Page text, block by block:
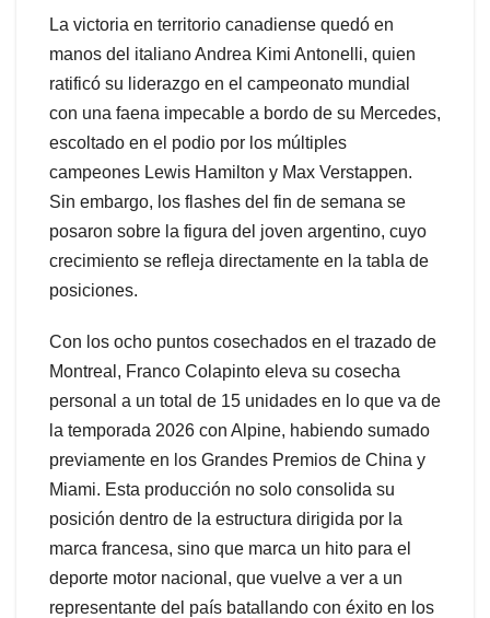
La victoria en territorio canadiense quedó en
manos del italiano Andrea Kimi Antonelli, quien
ratificó su liderazgo en el campeonato mundial
con una faena impecable a bordo de su Mercedes,
escoltado en el podio por los múltiples
campeones Lewis Hamilton y Max Verstappen.
Sin embargo, los flashes del fin de semana se
posaron sobre la figura del joven argentino, cuyo
crecimiento se refleja directamente en la tabla de
posiciones.
Con los ocho puntos cosechados en el trazado de
Montreal, Franco Colapinto eleva su cosecha
personal a un total de 15 unidades en lo que va de
la temporada 2026 con Alpine, habiendo sumado
previamente en los Grandes Premios de China y
Miami. Esta producción no solo consolida su
posición dentro de la estructura dirigida por la
marca francesa, sino que marca un hito para el
deporte motor nacional, que vuelve a ver a un
representante del país batallando con éxito en los